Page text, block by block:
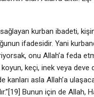
sağlayan kurban ibadeti,
ifadesidir. Yani
onu Allah’a feda
keçi, inek veya deve
kanları asla Allah’a
Bunun için de